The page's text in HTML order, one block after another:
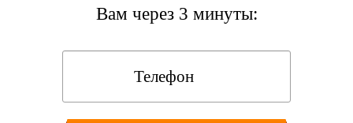
Вам через 3 минуты: